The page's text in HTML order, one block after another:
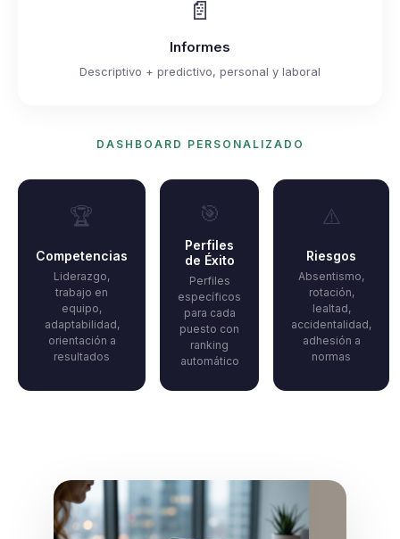
📄
Informes
Descriptivo + predictivo, personal y laboral
DASHBOARD PERSONALIZADO
🏆
Competencias
Liderazgo,
trabajo en
equipo,
adaptabilidad,
orientación a
resultados
🎯
Perfiles
de Éxito
Perfiles
específicos
para cada
puesto con
ranking
automático
⚠️
Riesgos
Absentismo,
rotación,
lealtad,
accidentalidad,
adhesión a
normas